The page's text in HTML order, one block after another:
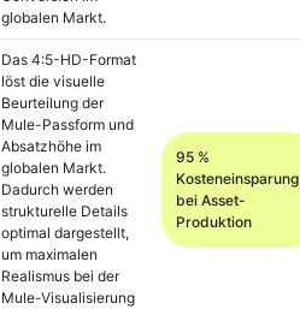
globalen Markt.
Das 4:5-HD-Format
löst die visuelle
Beurteilung der
Mule-Passform und
Absatzhöhe im
globalen Markt.
Dadurch werden
strukturelle Details
optimal dargestellt,
um maximalen
Realismus bei der
Mule-Visualisierung
95 %
Kosteneinsparung
bei Asset-
Produktion